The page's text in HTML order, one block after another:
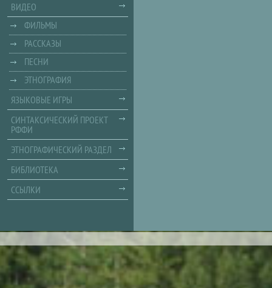
ВИДЕО
ФИЛЬМЫ
РАССКАЗЫ
ПЕСНИ
ЭТНОГРАФИЯ
ЯЗЫКОВЫЕ ИГРЫ
СИНТАКСИЧЕСКИЙ ПРОЕКТ
РФФИ
ЭТНОГРАФИЧЕСКИЙ РАЗДЕЛ
БИБЛИОТЕКА
ССЫЛКИ